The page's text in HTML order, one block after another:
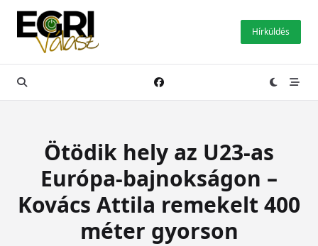
Skip
content
Hírküldés
Ötödik hely az U23-as
Európa-bajnokságon –
Kovács Attila remekelt 400
méter gyorson